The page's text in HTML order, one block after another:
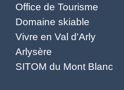
Office de Tourisme
Domaine skiable
Vivre en Val d'Arly
Arlysère
SITOM du Mont Blanc